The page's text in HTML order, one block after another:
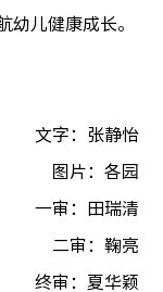
幼儿健康成长。
文字：张静怡
图片：各园
一审：田瑞清
二审：鞠亮
终审：夏华颖